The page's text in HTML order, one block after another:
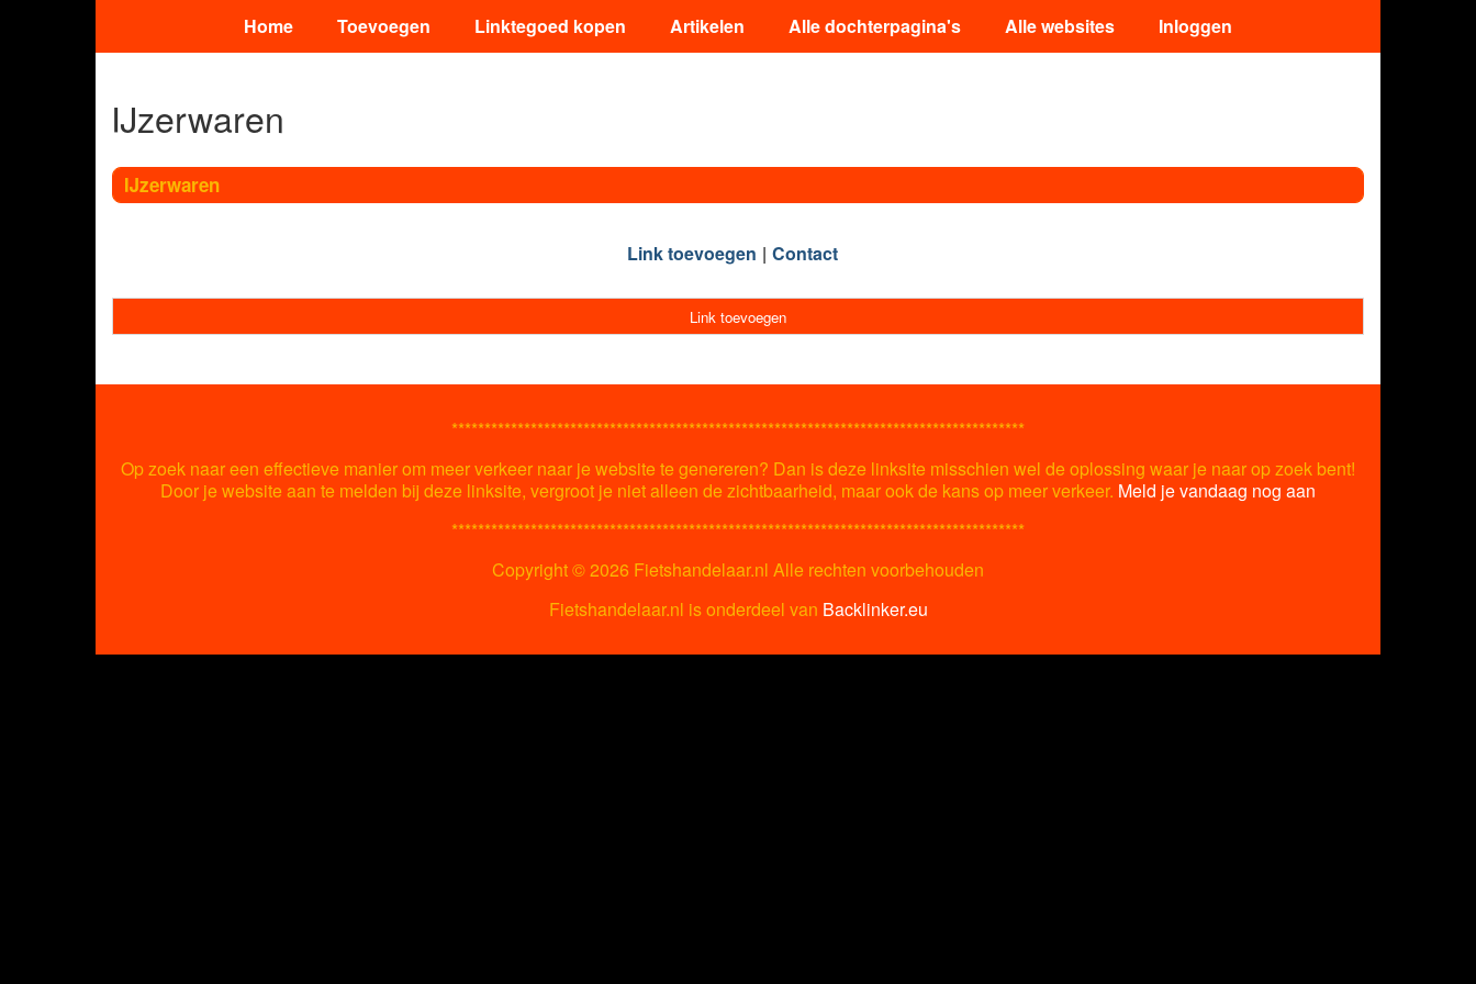
Home Toevoegen Linktegoed kopen Artikelen Alle dochterpagina's Alle websites Inloggen
IJzerwaren
IJzerwaren
Link toevoegen Contact
Link toevoegen
***************************************************************************************
Op zoek naar een effectieve manier om meer verkeer naar je website te genereren? Dan is deze linksite misschien wel de oplossing waar je naar op zoek bent!
Door je website aan te melden bij deze linksite, vergroot je niet alleen de zichtbaarheid, maar ook de kans op meer verkeer. Meld je vandaag nog aan
***************************************************************************************
Copyright ©2026 Fietshandelaar.nl Alle rechten voorbehouden
Fietshandelaar.nl is onderdeel van Backlinker.eu